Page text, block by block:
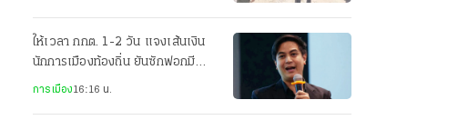
ให้เวลา กกต. 1-2 วัน แจงเส้นเงิน
นักการเมืองท้องถิ่น ยันซักฟอกมี
เรื่องโกง สว. แน่
การเมือง16:16 น.